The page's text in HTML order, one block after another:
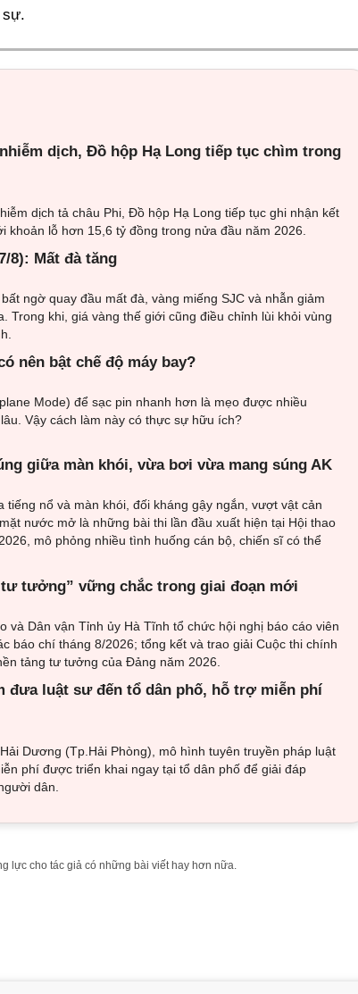
sự.
dịch, Đồ hộp Hạ Long tiếp tục chìm trong
dịch tả châu Phi, Đồ hộp Hạ Long tiếp tục ghi nhận kết
khoản lỗ hơn 15,6 tỷ đồng trong nửa đầu năm 2026.
8): Mất đà tăng
ngờ quay đầu mất đà, vàng miếng SJC và nhẫn giảm
Trong khi, giá vàng thế giới cũng điều chỉnh lùi khỏi vùng
nên bật chế độ máy bay?
Mode) để sạc pin nhanh hơn là mẹo được nhiều
Vậy cách làm này có thực sự hữu ích?
giữa màn khói, vừa bơi vừa mang súng AK
tiếng nổ và màn khói, đối kháng gậy ngắn, vượt vật cản
nước mở là những bài thi lần đầu xuất hiện tại Hội thao
mô phỏng nhiều tình huống cán bộ, chiến sĩ có thể
tưởng” vững chắc trong giai đoạn mới
và Dân vận Tỉnh ủy Hà Tĩnh tổ chức hội nghị báo cáo viên
báo chí tháng 8/2026; tổng kết và trao giải Cuộc thi chính
tảng tư tưởng của Đảng năm 2026.
đưa luật sư đến tổ dân phố, hỗ trợ miễn phí
Dương (Tp.Hải Phòng), mô hình tuyên truyền pháp luật
phí được triển khai ngay tại tổ dân phố để giải đáp
dân.
lực cho tác giả có những bài viết hay hơn nữa.